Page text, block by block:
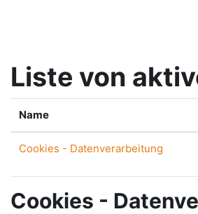
Liste von
Name
Cookies - Datenverarbeitung
Cookies -